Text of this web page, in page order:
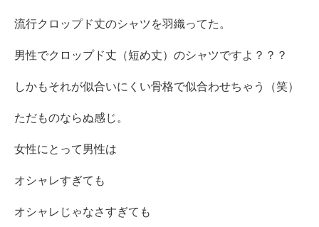
流行クロップド丈のシャツを羽織ってた。
男性でクロップド丈（短め丈）のシャツですよ？？？
しかもそれが似合いにくい骨格で似合わせちゃう（笑）
ただものならぬ感じ。
女性にとって男性は
オシャレすぎても
オシャレじゃなさすぎても